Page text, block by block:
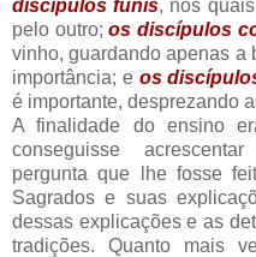
discípulos funis, nos
pelo outro;os discípulos
vinho, guardando apenas a
importância; e os
é importante, desprezando
A finalidade do ensino
conseguisse
pergunta que lhe fosse
Sagrados e suas
dessas explicações e as
tradições. Quanto mais